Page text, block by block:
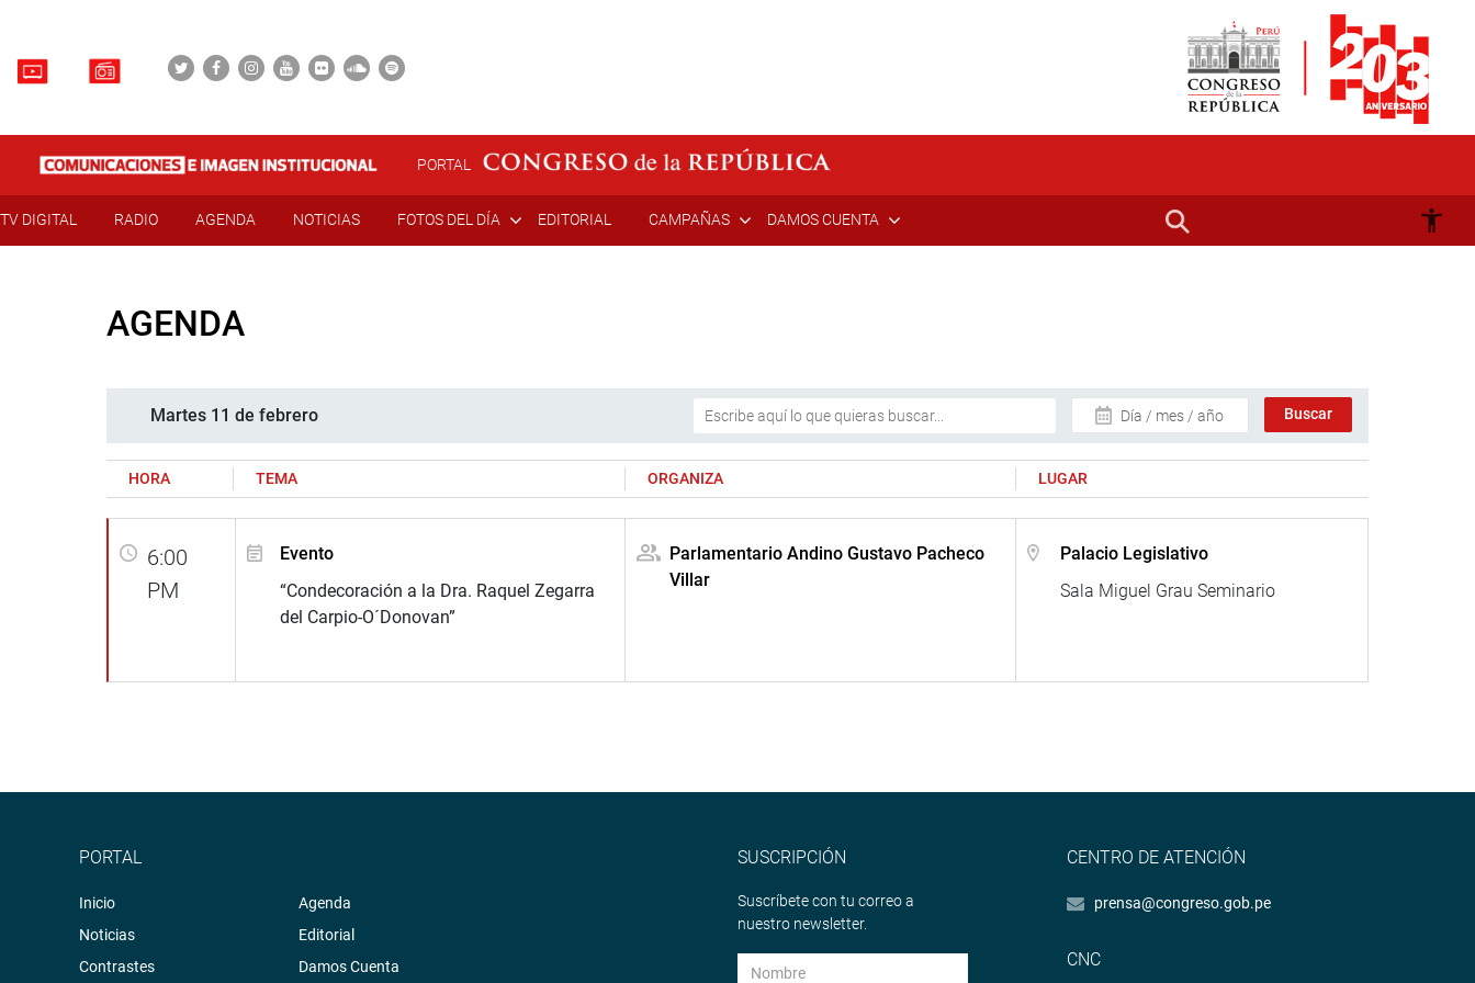
PORTAL
TV DIGITAL RADIO AGENDA NOTICIAS FOTOS DEL DÍA EDITORIAL CAMPAÑAS DAMOS CUENTA
AGENDA
Martes 11 de febrero Día / mes / año
HORA TEMA ORGANIZA LUGAR
6:00
PM
Evento
“Condecoración a la Dra. Raquel Zegarra
del Carpio-O´Donovan”
Parlamentario Andino Gustavo Pacheco
Villar
Palacio Legislativo
Sala Miguel Grau Seminario
PORTAL
Inicio
Noticias
Contrastes
Agenda
Editorial
Damos Cuenta
SUSCRIPCIÓN
Suscríbete con tu correo a
nuestro newsletter.
CENTRO DE ATENCIÓN
prensa@congreso.gob.pe
CNC